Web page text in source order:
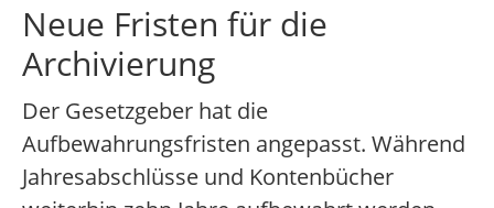
Neue Fristen für die
Archivierung
Der Gesetzgeber hat die
Aufbewahrungsfristen angepasst. Während
Jahresabschlüsse und Kontenbücher